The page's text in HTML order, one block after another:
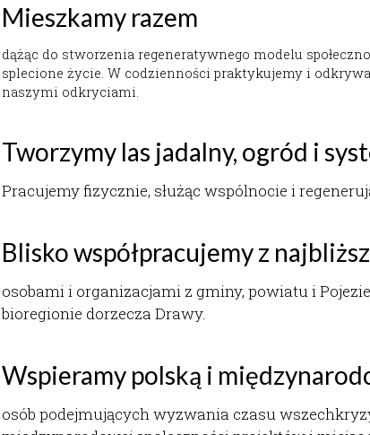
naszymi odkryciami.
Tworzymy las jadalny, ogród i
Blisko współpracujemy z
bioregionie dorzecza Drawy.
Wspieramy polską i
międzynarodowej społeczności projektów i miejsc